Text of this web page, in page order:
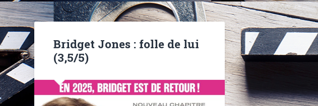
Bridget Jones : folle de lui
(3,5/5)